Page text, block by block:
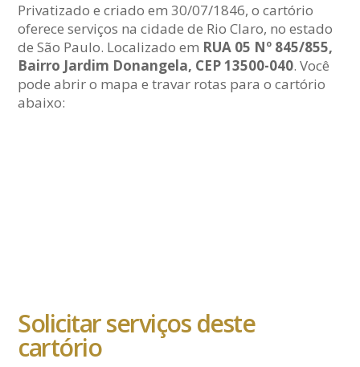
Privatizado e criado em 30/07/1846, o cartório
oferece serviços na cidade de Rio Claro, no estado
de São Paulo. Localizado em RUA 05 Nº 845/855,
Bairro Jardim Donangela, CEP 13500-040. Você
pode abrir o mapa e travar rotas para o cartório
abaixo:
Solicitar serviços deste
cartório